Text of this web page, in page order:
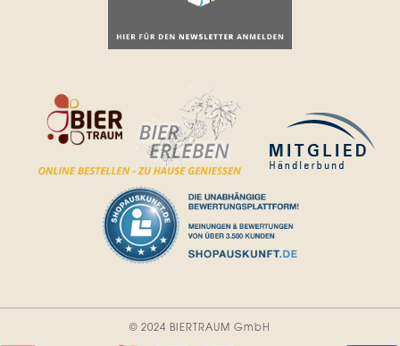
© 2024 BIERTRAUM GmbH